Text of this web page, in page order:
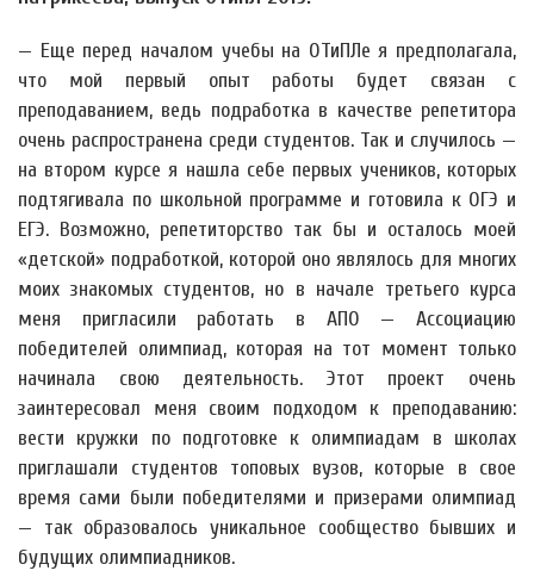
— Еще перед началом учебы на ОТиПЛе я предполагала,
что мой первый опыт работы будет связан с
преподаванием, ведь подработка в качестве репетитора
очень распространена среди студентов. Так и случилось —
на втором курсе я нашла себе первых учеников, которых
подтягивала по школьной программе и готовила к ОГЭ и
ЕГЭ. Возможно, репетиторство так бы и осталось моей
«детской» подработкой, которой оно являлось для многих
моих знакомых студентов, но в начале третьего курса
меня пригласили работать в АПО — Ассоциацию
победителей олимпиад, которая на тот момент только
начинала свою деятельность. Этот проект очень
заинтересовал меня своим подходом к преподаванию:
вести кружки по подготовке к олимпиадам в школах
приглашали студентов топовых вузов, которые в свое
время сами были победителями и призерами олимпиад
— так образовалось уникальное сообщество бывших и
будущих олимпиадников.